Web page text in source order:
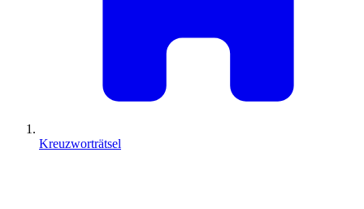
Kreuzworträtsel